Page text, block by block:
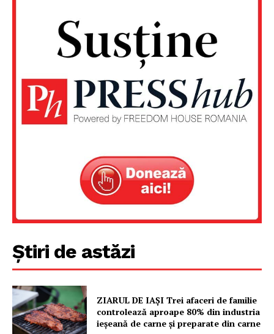
Știri de astăzi
ZIARUL DE IAȘI Trei afaceri de familie
controlează aproape 80% din industria
ieșeană de carne și preparate din carne